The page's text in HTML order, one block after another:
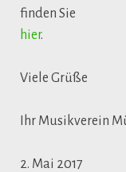
finden Sie
hier.
Viele Grüße
Ihr Musikverein
2. Mai 2017